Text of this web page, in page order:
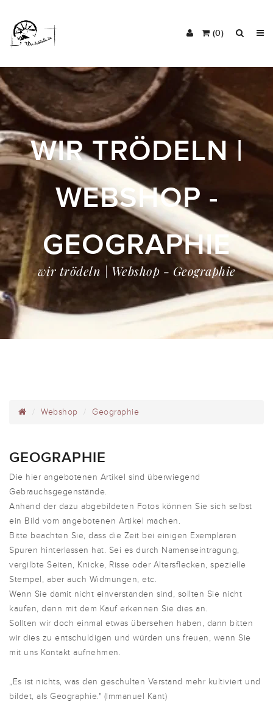
(0)
WIR TRÖDELN |
WEBSHOP -
GEOGRAPHIE
wir trödeln | Webshop - Geographie
Webshop Geographie
GEOGRAPHIE
Die hier angebotenen Artikel sind überwiegend
Gebrauchsgegenstände.
Anhand der dazu abgebildeten Fotos können Sie sich selbst
ein Bild vom angebotenen Artikel machen.
Bitte beachten Sie, dass die Zeit bei einigen Exemplaren
Spuren hinterlassen hat. Sei es durch Namenseintragung,
vergilbte Seiten, Knicke, Risse oder Altersflecken, spezielle
Stempel, aber auch Widmungen, etc.
Wenn Sie damit nicht einverstanden sind, sollten Sie nicht
kaufen, denn mit dem Kauf erkennen Sie dies an.
Sollten wir doch einmal etwas übersehen haben, dann bitten
wir dies zu entschuldigen und würden uns freuen, wenn Sie
mit uns Kontakt aufnehmen.
„Es ist nichts, was den geschulten Verstand mehr kultiviert und
bildet, als Geographie." (Immanuel Kant)